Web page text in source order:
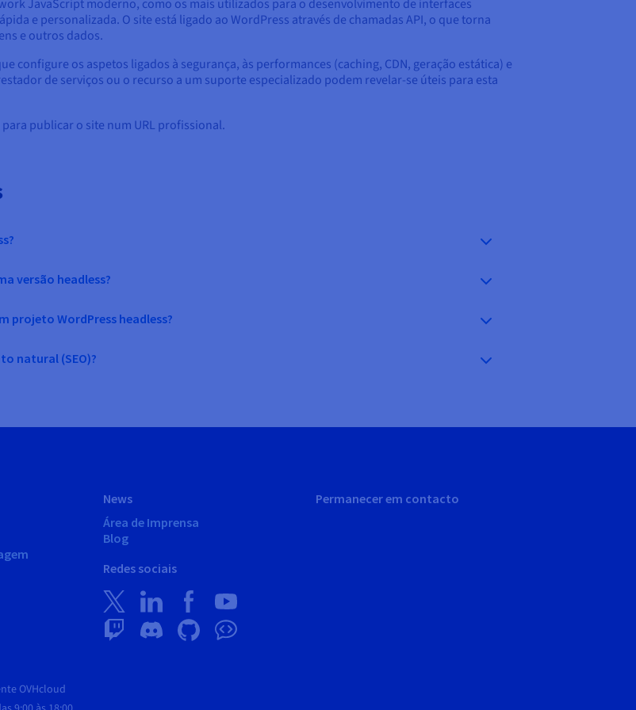
JavaScript moderno, como os mais utilizados para o desenvolvimento de interfaces
e personalizada. O site está ligado ao WordPress através de chamadas API, o que torna
e outros dados.
configure os aspetos ligados à segurança, às performances (caching, CDN, geração estática) e
de serviços ou o recurso a um suporte especializado podem revelar-se úteis para esta
publicar o site num URL profissional.
versão headless?
projeto WordPress headless?
natural (SEO)?
OVHcloud
News
Área de Imprensa
Blog
Redes sociais
Permanecer em contacto